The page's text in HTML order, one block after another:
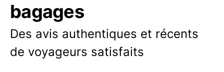
bagages
Des avis authentiques et récents
de voyageurs satisfaits